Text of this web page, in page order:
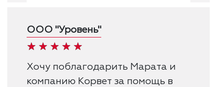
ООО "Уровень"
Хочу поблагодарить Марата и
компанию Корвет за помощь в